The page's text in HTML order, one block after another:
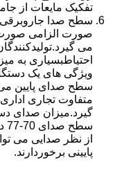
تفکیک مایعات از
سطح صدا
صورت الزامی صورت
می
احتیاطبسیاری به
ویژگی های یک
سطح صدای پایین می
متفاوت تجاری
از نظر صدایی می
پایینی برخوردارند.